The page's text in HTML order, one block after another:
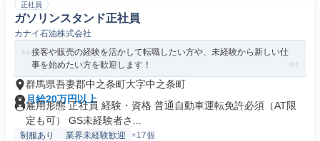
正社員
ガソリンスタンド正社員
カナイ石油株式会社
接客や販売の経験を活かして転職したい方や、未経験から新しい仕
事を始めたい方を歓迎します！
群馬県吾妻郡中之条町大字中之条町
月給20万円以上
雇用形態 正社員 経験・資格 普通自動車運転免許必須（AT限
定も可） GS未経験者さ...
制服あり 業界未経験歓迎 +17個